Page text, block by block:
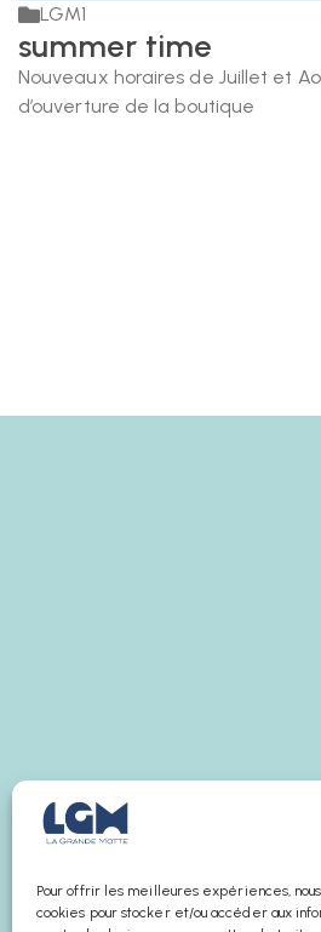
Pour offrir les meilleures expériences,
cookies pour stocker et/ou accéder aux
LGM1
summer time
Nouveaux horaires de Juillet et
d’ouverture de la boutique